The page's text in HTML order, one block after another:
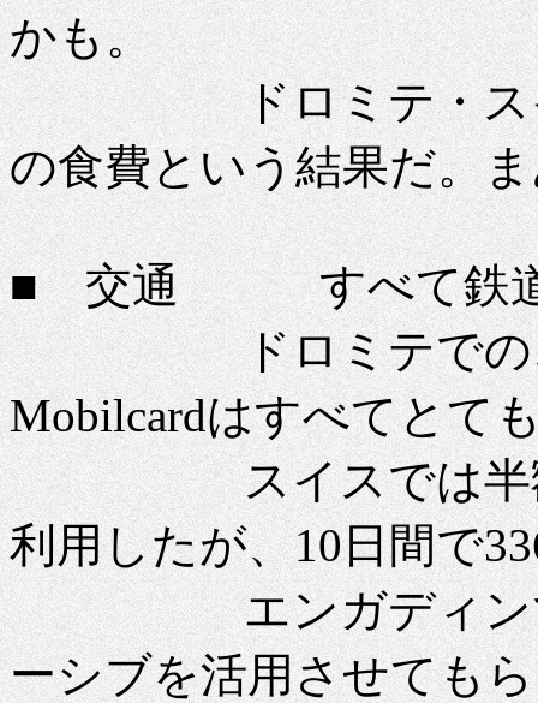
かも。
ドロミテ・スイス
の食費という結果だ。
■ 交通 すべて鉄道
ドロミテでの、
Mobilcardはすべてとて
スイスでは半額カ
利用したが、10日間で
エンガディンでは
ーシブを活用させても